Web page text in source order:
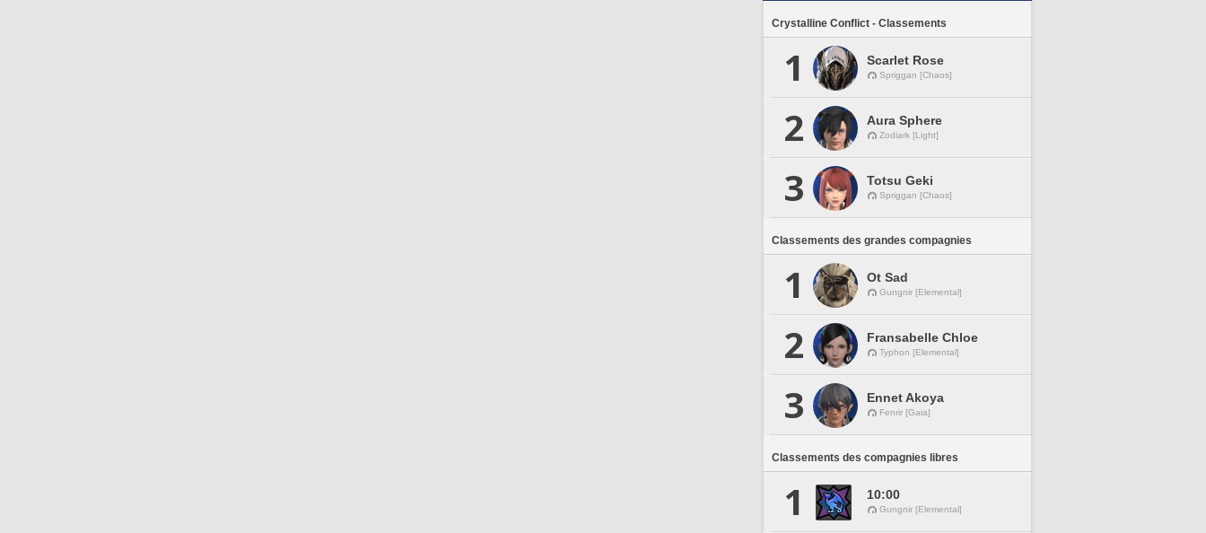
Crystalline Conflict - Classements
1 Scarlet Rose
Spriggan [Chaos]
2 Aura Sphere
Zodiark [Light]
3 Totsu Geki
Spriggan [Chaos]
Classements des grandes compagnies
1 Ot Sad
Gungnir [Elemental]
2 Fransabelle Chloe
Typhon [Elemental]
3 Ennet Akoya
Fenrir [Gaia]
Classements des compagnies libres
1 10:00
Gungnir [Elemental]